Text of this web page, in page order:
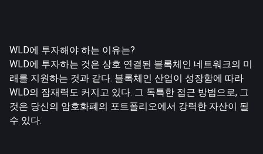
WLD에 투자해야 하는 이유는?
WLD에 투자하는 것은 상호 연결된 블록체인 네트워크의 미
래를 지원하는 것과 같다. 블록체인 산업이 성장함에 따라
WLD의 잠재력도 커지고 있다. 그 독특한 접근 방법으로, 그
것은 당신의 암호화폐의 포트폴리오에서 강력한 자산이 될
수 있다.